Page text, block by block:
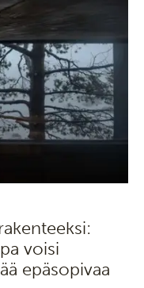
voisi
epäsopivaa